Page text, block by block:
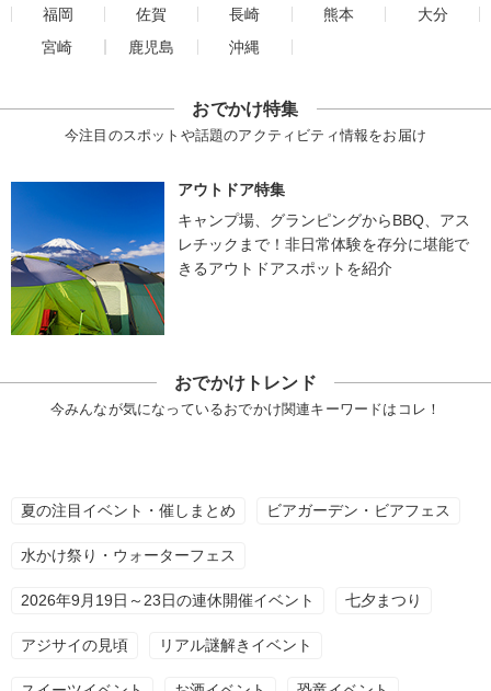
福岡
佐賀 長崎 熊本
大分
宮崎
鹿児島 沖縄
おでかけ特集
今注目のスポットや話題のアクティビティ情報をお届け
アウトドア特集
キャンプ場、グランピングからBBQ、アス
レチックまで！非日常体験を存分に堪能で
きるアウトドアスポットを紹介
おでかけトレンド
今みんなが気になっているおでかけ関連キーワードはコレ！
夏の注目イベント・催しまとめ ビアガーデン・ビアフェス
水かけ祭り・ウォーターフェス
2026年9月19日～23日の連休開催イベント 七夕まつり
アジサイの見頃 リアル謎解きイベント